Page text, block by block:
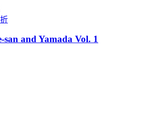
san and Yamada Vol. 1